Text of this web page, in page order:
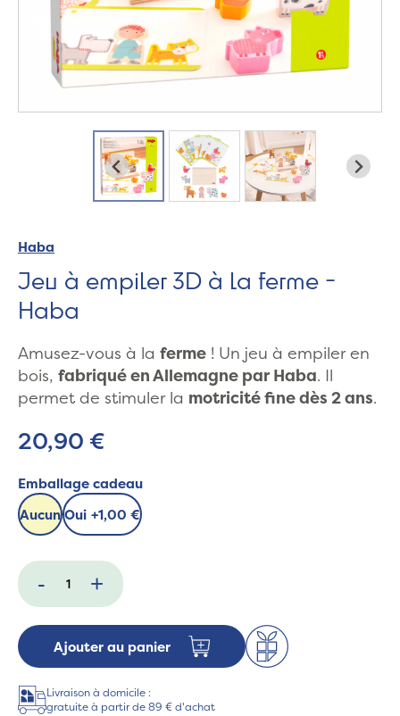
Haba
Jeu à empiler 3D à la ferme -
Haba
Amusez-vous à la ferme ! Un jeu à empiler en
bois, fabriqué en Allemagne par Haba. Il
permet de stimuler la motricité fine dès 2 ans.
20,90 €
Emballage cadeau
AucunOui +1,00 €
- +
Ajouter au panier
Livraison à domicile :
gratuite à partir de 89 € d'achat